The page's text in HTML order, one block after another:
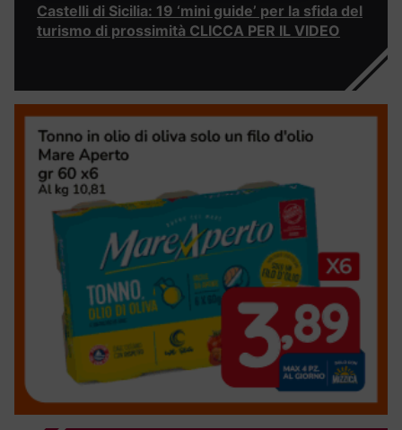
Castelli di Sicilia: 19 ‘mini guide’ per la sfida del
turismo di prossimità CLICCA PER IL VIDEO